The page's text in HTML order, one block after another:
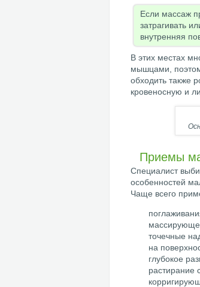
Если массаж
затрагивать
внутренняя
В этих местах
мышцами,
обходить также
кровеносную и
Приемы
Специалист
особенностей
Чаще всего
точечные
на
глубокое
растирание